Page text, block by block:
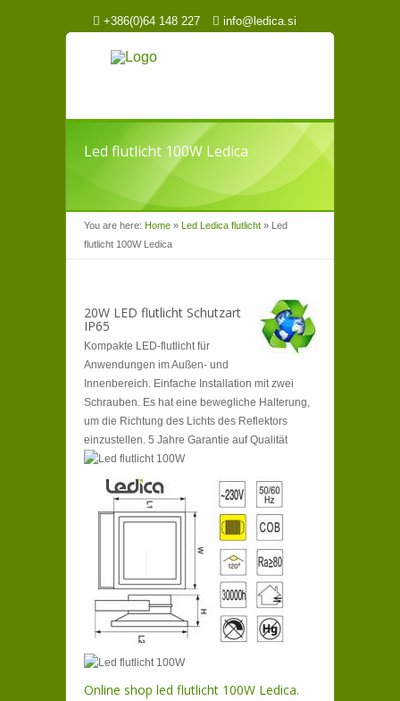
+386(0)64 148 227 info@ledica.si
Led flutlicht 100W Ledica
You are here: Home » Led Ledica flutlicht » Led
flutlicht 100W Ledica
20W LED flutlicht Schutzart
IP65
Kompakte LED-flutlicht für
Anwendungen im Außen- und
Innenbereich. Einfache Installation mit zwei
Schrauben. Es hat eine bewegliche Halterung,
um die Richtung des Lichts des Reflektors
einzustellen. 5 Jahre Garantie auf Qualität
Online shop led flutlicht 100W Ledica.